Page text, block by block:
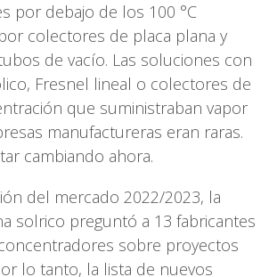
por debajo de los 100 °C
colectores de placa plana y
de vacío. Las soluciones con
Fresnel lineal o colectores de
que suministraban vapor
manufactureras eran raras.
cambiando ahora.
del mercado 2022/2023, la
solrico preguntó a 13 fabricantes
sobre proyectos
lo tanto, la lista de nuevos